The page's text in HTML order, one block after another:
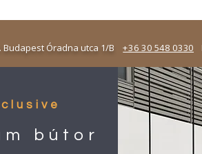
Óradna utca 1/B+36 30 548 0330
bútor